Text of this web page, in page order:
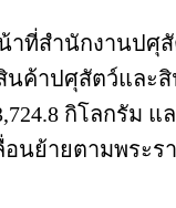
ที่สำนักงานปศุสั
นค้าปศุสัตว์และ
กิโลกรัม
อนย้ายตามพร